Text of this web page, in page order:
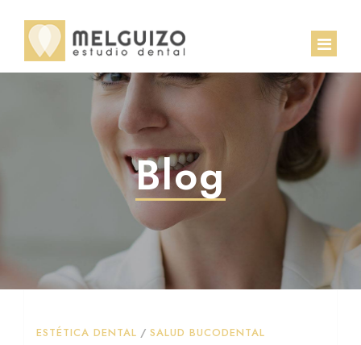
Implantología
Estética dental
CASOS CLÍNICOS
BLOG
Blog
ESTÉTICA DENTAL / SALUD BUCODENTAL